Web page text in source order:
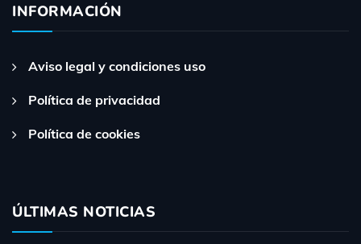
INFORMACIÓN
Aviso legal y condiciones uso
Política de privacidad
Política de cookies
ÚLTIMAS NOTICIAS